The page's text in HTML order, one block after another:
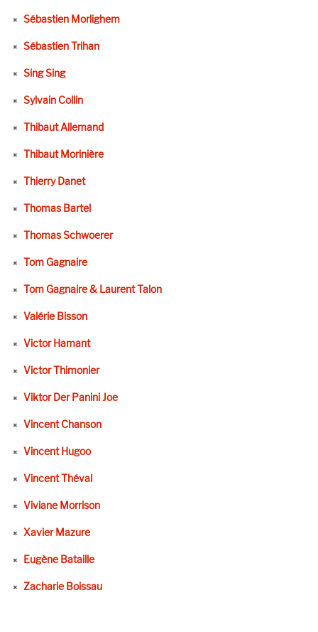
Sébastien Morlighem
Sébastien Trihan
Sing Sing
Sylvain Collin
Thibaut Allemand
Thibaut Morinière
Thierry Danet
Thomas Bartel
Thomas Schwoerer
Tom Gagnaire
Tom Gagnaire & Laurent Talon
Valérie Bisson
Victor Hamant
Victor Thimonier
Viktor Der Panini Joe
Vincent Chanson
Vincent Hugoo
Vincent Théval
Viviane Morrison
Xavier Mazure
Eugène Bataille
Zacharie Boissau